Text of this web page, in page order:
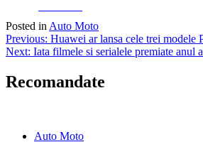
Posted in Auto Moto
Navigare
în
articole
Previous: Huawei ar lansa cele trei modele
Next: Iata filmele si serialele premiate anul
Recomandate
Auto Moto